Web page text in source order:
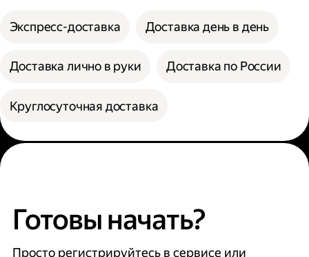
Экспресс-доставка Доставка день в день
Доставка лично в руки Доставка по России
Круглосуточная доставка
Готовы начать?
Просто регистрируйтесь в сервисе или